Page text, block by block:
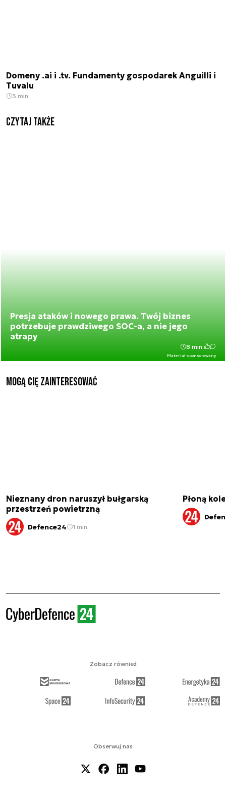
Domeny .ai i .tv. Fundamenty gospodarek Anguilli i
Tuvalu
3 min.
Czytaj także
Presja ataków i nowego prawa. Twój biznes
potrzebuje prawdziwego SOC-a, a nie jego
atrapy
Materiał sponsorowany
8 min.
Mogą Cię zainteresować
Nieznany dron naruszył bułgarską
przestrzeń powietrzną
Defence24 1 min.
Płoną
Obserwuj nas
Zobacz również